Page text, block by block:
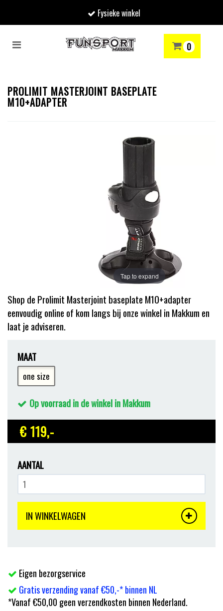
Fysieke winkel
Toggle
0
Uw winkelwagen is leeg.
Vul hem met producten.
SKIËN WINTERSPORTSHOP
PROLIMIT MASTERJOINT BASEPLATE
M10+ADAPTER
Tap to expand
Shop de Prolimit Masterjoint baseplate M10+adapter
eenvoudig online of kom langs bij onze winkel in Makkum en
laat je adviseren.
MAAT
one size
Op voorraad in de winkel in Makkum
€ 119,-
AANTAL
IN WINKELWAGEN
Eigen bezorgservice
Gratis verzending vanaf €50,-* binnen NL
*Vanaf €50,00 geen verzendkosten binnen Nederland.